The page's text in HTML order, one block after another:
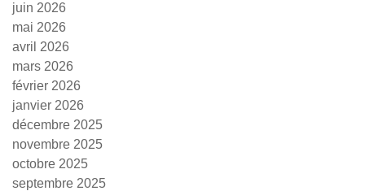
juin 2026
mai 2026
avril 2026
mars 2026
février 2026
janvier 2026
décembre 2025
novembre 2025
octobre 2025
septembre 2025